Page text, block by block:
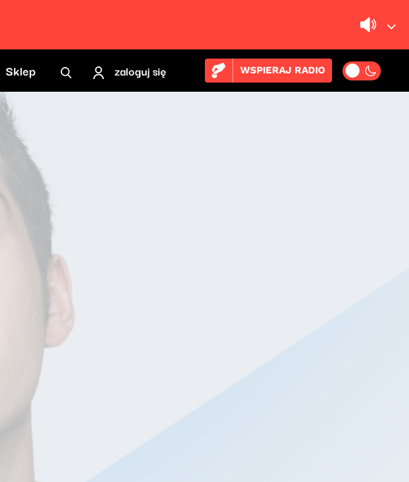
Sklep zaloguj się WSPIERAJ RADIO